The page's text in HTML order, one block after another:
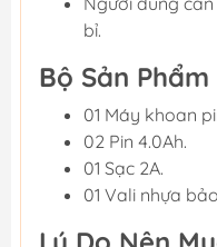
bỉ.
Bộ Sản
01 Máy khoan
02 Pin 4.0Ah.
01 Sạc 2A.
01 Vali nhựa